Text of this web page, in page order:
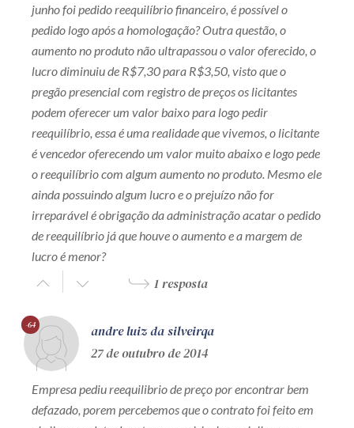
junho foi pedido reequilíbrio financeiro, é possível o
pedido logo após a homologação? Outra questão, o
aumento no produto não ultrapassou o valor oferecido, o
lucro diminuiu de R$7,30 para R$3,50, visto que o
pregão presencial com registro de preços os licitantes
podem oferecer um valor baixo para logo pedir
reequilíbrio, essa é uma realidade que vivemos, o licitante
é vencedor oferecendo um valor muito abaixo e logo pede
o reequilíbrio com algum aumento no produto. Mesmo ele
ainda possuindo algum lucro e o prejuízo não for
irreparável é obrigação da administração acatar o pedido
de reequilíbrio já que houve o aumento e a margem de
lucro é menor?
1 resposta
-64
andre luiz da silveirqa
27 de outubro de 2014
Empresa pediu reequilibrio de preço por encontrar bem
defazado, porem percebemos que o contrato foi feito em